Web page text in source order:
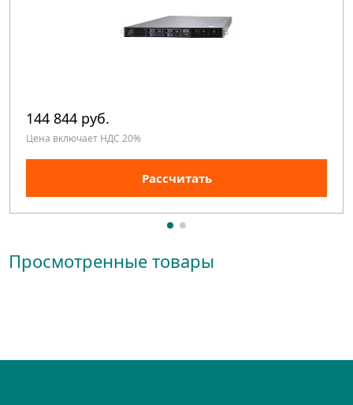
144 844 руб.
Цена включает НДС 20%
Рассчитать
Просмотренные товары